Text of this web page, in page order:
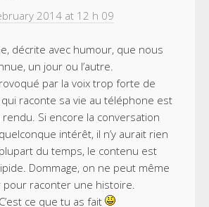
2014 at 12 h 09
décrite avec humour, que nous
un jour ou l’autre.
par la voix trop forte de
qui raconte sa vie au téléphone est
Si encore la conversation
intérêt, il n’y aurait rien
du temps, le contenu est
Dommage, on ne peut même
pour raconter une histoire.
ce que tu as fait